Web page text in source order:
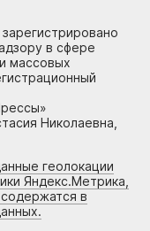
в сфере
массовых
Николаевна,
геолокации
Яндекс.Метрика,
в